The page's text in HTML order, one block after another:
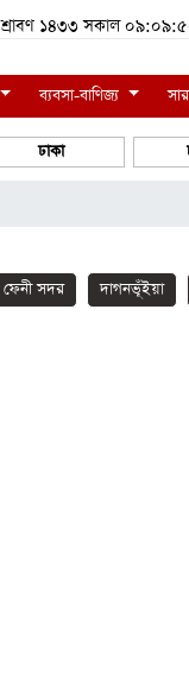
শ্রাবণ ১৪৩৩ সকাল
ব্যবসা-বাণিজ্য
ঢাকা
ফেনী সদর দাগনভূঁইয়া